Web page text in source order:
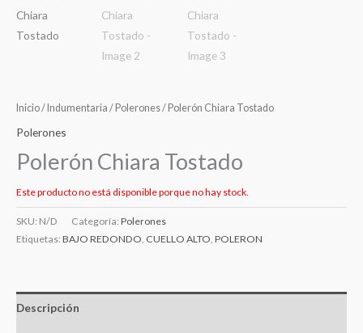
Inicio/ Indumentaria / Polerones/ Polerón Chiara Tostado
Polerones
Polerón Chiara Tostado
Este producto no está disponible porque no hay stock.
SKU: N/D Categoría: Polerones
Etiquetas: BAJO REDONDO CUELLO ALTO POLERON
Descripción